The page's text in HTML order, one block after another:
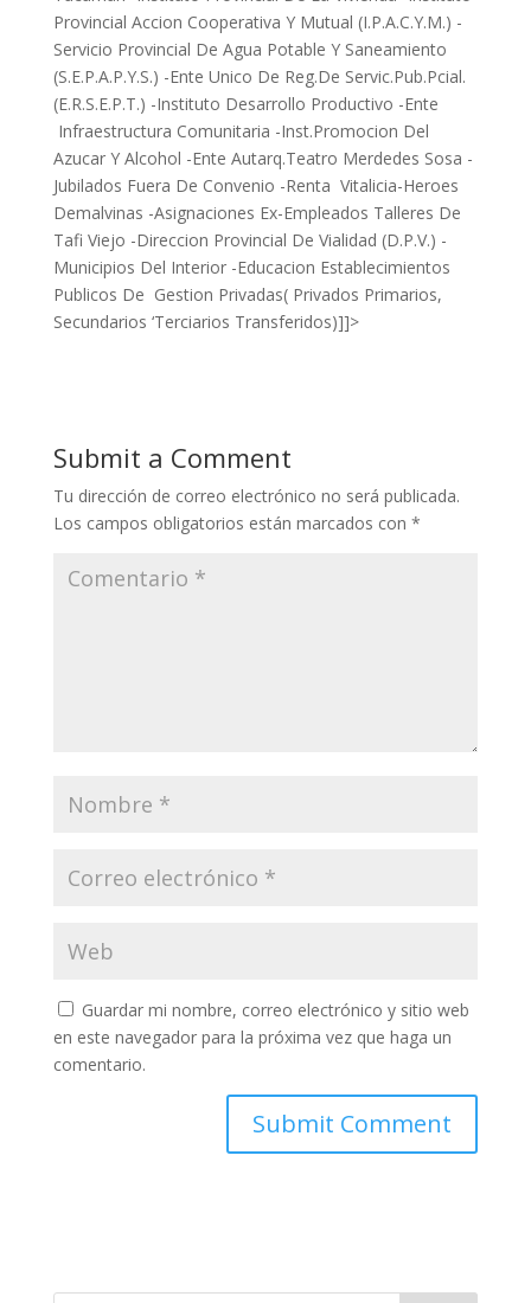
Provincial Accion Cooperativa Y Mutual (I.P.A.C.Y.M.) -
Servicio Provincial De Agua Potable Y Saneamiento
(S.E.P.A.P.Y.S.) -Ente Unico De Reg.De Servic.Pub.Pcial.
(E.R.S.E.P.T.) -Instituto Desarrollo Productivo -Ente
Infraestructura Comunitaria -Inst.Promocion Del
Azucar Y Alcohol -Ente Autarq.Teatro Merdedes Sosa -
Jubilados Fuera De Convenio -Renta Vitalicia-Heroes
Demalvinas -Asignaciones Ex-Empleados Talleres De
Tafi Viejo -Direccion Provincial De Vialidad (D.P.V.) -
Municipios Del Interior -Educacion Establecimientos
Publicos De Gestion Privadas( Privados Primarios,
Secundarios ‘Terciarios Transferidos)]]>
Submit a Comment
Tu dirección de correo electrónico no será publicada.
Los campos obligatorios están marcados con *
Guardar mi nombre, correo electrónico y sitio web
en este navegador para la próxima vez que haga un
comentario.